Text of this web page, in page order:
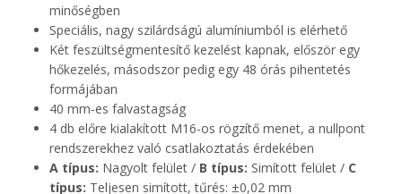
minőségben
Speciális, nagy szilárdságú alumíniumból is elérhető
Két feszültségmentesítő kezelést kapnak, először egy
hőkezelés, másodszor pedig egy 48 órás pihentetés
formájában
40 mm-es falvastagság
4 db előre kialakított M16-os rögzítő menet, a nullpont
rendszerekhez való csatlakoztatás érdekében
A típus: Nagyolt felület / B típus: Simított felület / C
típus: Teljesen simított, tűrés: ±0,02 mm